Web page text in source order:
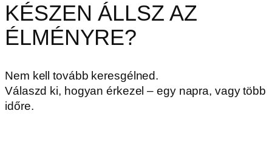
KÉSZEN ÁLLSZ AZ
ÉLMÉNYRE?
Nem kell tovább keresgélned.
Válaszd ki, hogyan érkezel – egy napra, vagy több
időre.